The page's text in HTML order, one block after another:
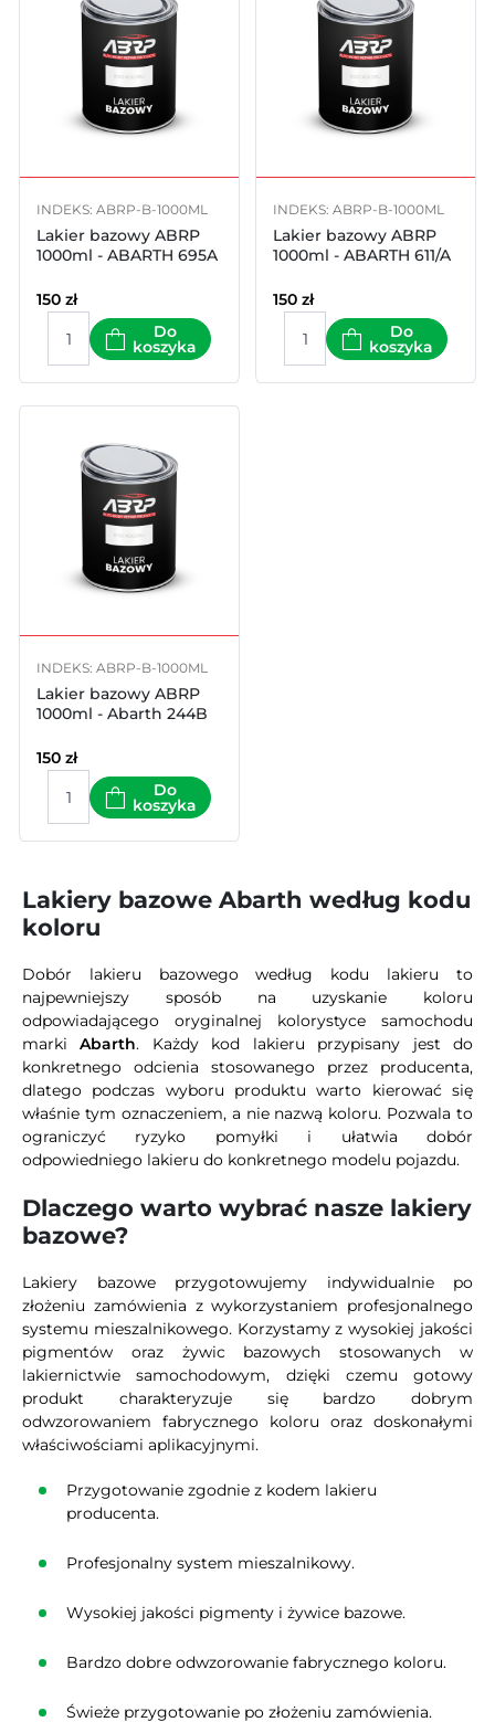
INDEKS: ABRP-B-1000ML
Lakier bazowy ABRP
1000ml - ABARTH 695A
150 zł
Do
koszyka
INDEKS: ABRP-B-1000ML
Lakier bazowy ABRP
1000ml - ABARTH 611/A
150 zł
Do
koszyka
INDEKS: ABRP-B-1000ML
Lakier bazowy ABRP
1000ml - Abarth 244B
150 zł
Do
koszyka
Lakiery bazowe Abarth według kodu
koloru
Dobór lakieru bazowego według kodu lakieru to
najpewniejszy sposób na uzyskanie koloru
odpowiadającego oryginalnej kolorystyce samochodu
markiAbarth. Każdy kod lakieru przypisany jest do
konkretnego odcienia stosowanego przez producenta,
dlatego podczas wyboru produktu warto kierować się
właśnie tym oznaczeniem, a nie nazwą koloru. Pozwala to
ograniczyć ryzyko pomyłki i ułatwia dobór
odpowiedniego lakieru do konkretnego modelu pojazdu.
Dlaczego warto wybrać nasze lakiery
bazowe?
Lakiery bazowe przygotowujemy indywidualnie po
złożeniu zamówienia z wykorzystaniem profesjonalnego
systemu mieszalnikowego. Korzystamy z wysokiej jakości
pigmentów oraz żywic bazowych stosowanych w
lakiernictwie samochodowym, dzięki czemu gotowy
produkt charakteryzuje się bardzo dobrym
odwzorowaniem fabrycznego koloru oraz doskonałymi
właściwościami aplikacyjnymi.
Przygotowanie zgodnie z kodem lakieru
producenta.
Profesjonalny system mieszalnikowy.
Wysokiej jakości pigmenty i żywice bazowe.
Bardzo dobre odwzorowanie fabrycznego koloru.
Świeże przygotowanie po złożeniu zamówienia.